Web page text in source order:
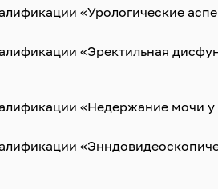
«Урологические
«Эректильная
«Недержание мочи